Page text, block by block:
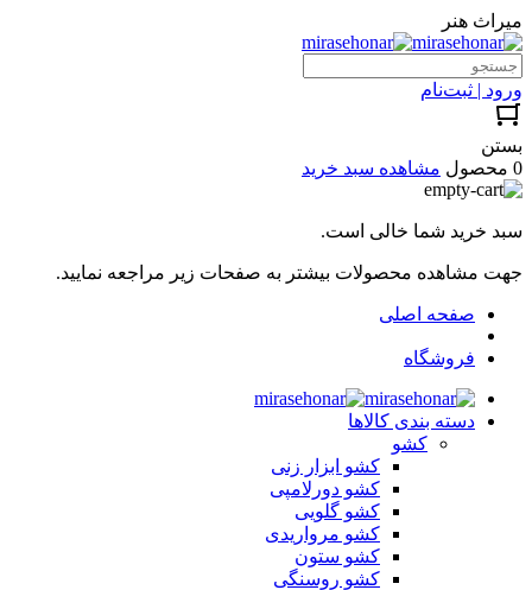
میراث هنر
ورود | ثبت‌نام
بستن
0 محصول
مشاهده سبد خرید
سبد خرید شما خالی است.
جهت مشاهده محصولات بیشتر به صفحات زیر مراجعه نمایید.
صفحه اصلی
فروشگاه
دسته بندی کالاها
کشو
کشو ابزار زنی
کشو دورلامپی
کشو گلویی
کشو مرواریدی
کشو ستون
کشو روسنگی